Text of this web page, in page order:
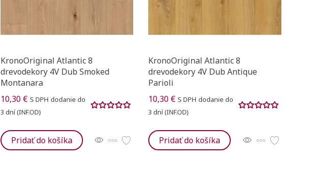
KronoOriginal Atlantic 8
drevodekory 4V Dub Smoked
Montanara
10,30 € S DPH dodanie do
3 dní (INF.OD)
Pridať do košíka
KronoOriginal Atlantic 8
drevodekory 4V Dub Antique
Parioli
10,30 € S DPH dodanie do
3 dní (INF.OD)
Pridať do košíka